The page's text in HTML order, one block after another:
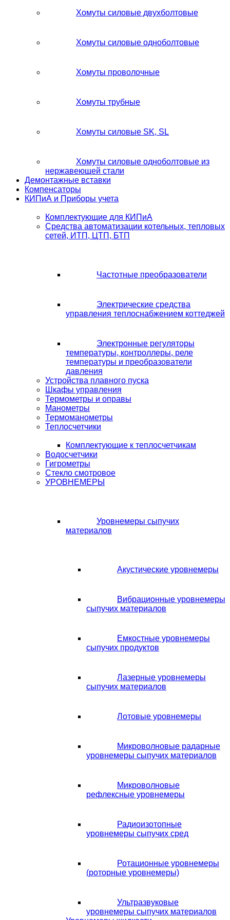
Хомуты силовые двухболтовые
Хомуты силовые одноболтовые
Хомуты проволочные
Хомуты трубные
Хомуты силовые SK, SL
Хомуты силовые одноболтовые из
нержавеющей стали
Демонтажные вставки
Компенсаторы
КИПиА и Приборы учета
Комплектующие для КИПиА
Средства автоматизации котельных, тепловых
сетей, ИТП, ЦТП, БТП
Частотные преобразователи
Электрические средства
управления теплоснабжением коттеджей
Электронные регуляторы
температуры, контроллеры, реле
температуры и преобразователи
давления
Устройства плавного пуска
Шкафы управления
Термометры и оправы
Манометры
Термоманометры
Теплосчетчики
Комплектующие к теплосчетчикам
Водосчетчики
Гигрометры
Стекло смотровое
УРОВНЕМЕРЫ
Уровнемеры сыпучих
материалов
Акустические уровнемеры
Вибрационные уровнемеры
сыпучих материалов
Емкостные уровнемеры
сыпучих продуктов
Лазерные уровнемеры
сыпучих материалов
Лотовые уровнемеры
Микроволновые радарные
уровнемеры сыпучих материалов
Микроволновые
рефлексные уровнемеры
Радиоизотопные
уровнемеры сыпучих сред
Ротационные уровнемеры
(роторные уровнемеры)
Ультразвуковые
уровнемеры сыпучих материалов